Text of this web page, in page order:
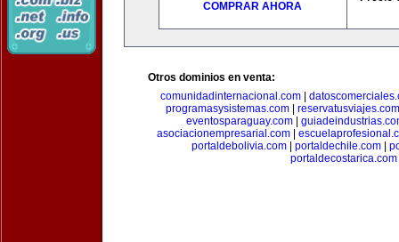
COMPRAR AHORA
Otros dominios en venta:
comunidadinternacional.com
programasysistemas.com
reservatusviajes.com
eventosparaguay.com
asociacionempresarial.com|
portaldebolivia.com| portaldechile.com|
portaldecostarica.com